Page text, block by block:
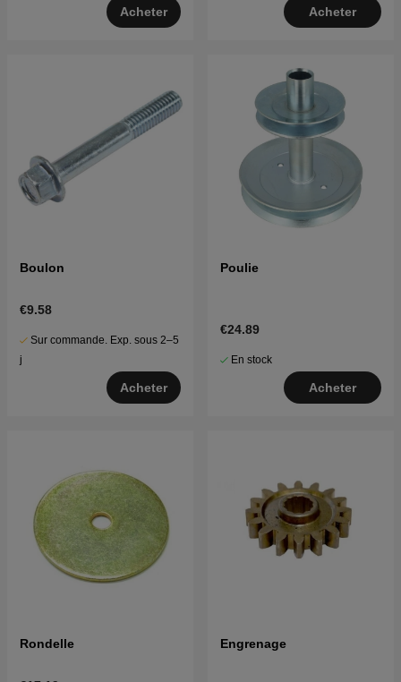
Acheter Acheter
Boulon
€9.58
Sur commande. Exp. sous 2–5
j
Acheter
Poulie
€24.89
En stock
Acheter
Rondelle Engrenage